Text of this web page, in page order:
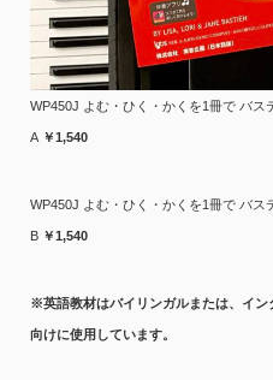
WP450J よむ・ひく・かくを1冊で バス
A ￥1,540
WP450J よむ・ひく・かくを1冊で バス
B ￥1,540
※英語教材はバイリンガルまたは、イ
向けに使用しています。